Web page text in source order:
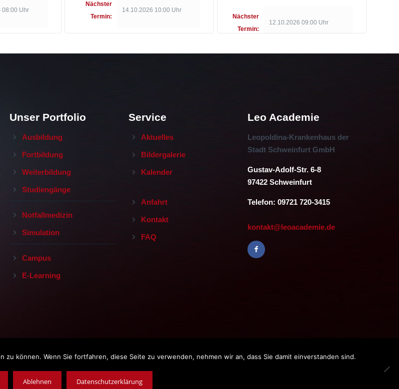
08:00 Uhr
Nächster
Termin:
14.10.2026 10:00 Uhr
Nächster
Termin:
12.10.2026 09:00 Uhr
Unser Portfolio
Ausbildung
Fortbildung
Weiterbildung
Studiengänge
Notfallmedizin
Simulation
Campus
E-Learning
Service
Aktuelles
Bildergalerie
Kalender
Anfahrt
Kontakt
FAQ
Leo Academie
Leopoldina-Krankenhaus der
Stadt Schweinfurt GmbH
Gustav-Adolf-Str. 6-8
97422 Schweinfurt
Telefon: 09721 720-3415
kontakt@leoacademie.de
Leopoldina-Krankenhaus der Stadt Schweinfurt GmbH
können. Wenn Sie fortfahren, diese Seite zu verwenden, nehmen wir an, dass Sie damit einverstanden sind.
Ablehnen Datenschutzerklärung